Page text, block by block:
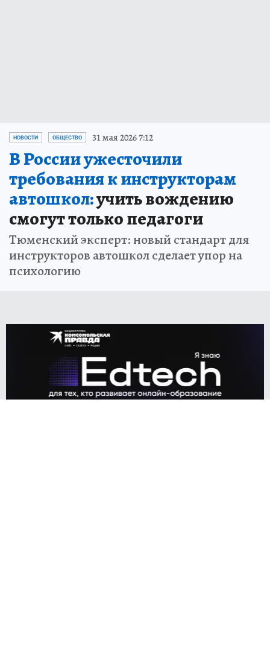
НОВОСТИ ОБЩЕСТВО 31 мая 2026 7:12
В России ужесточили
требования к инструкторам
автошкол:учить вождению
смогут только педагоги
Тюменский эксперт: новый стандарт для
инструкторов автошкол сделает упор на
психологию